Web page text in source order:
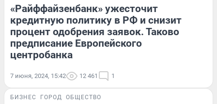
«Райффайзенбанк» ужесточит
кредитную политику в РФ и снизит
процент одобрения заявок. Таково
предписание Европейского
центробанка
7 июня, 2024, 15:42 12 461 1
БИЗНЕС ГОРОД ОБЩЕСТВО